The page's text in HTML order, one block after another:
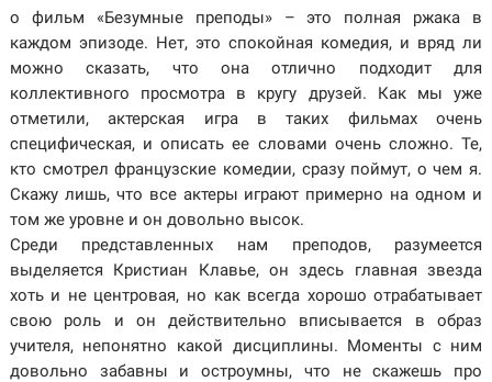
о фильм «Безумные преподы» – это полная ржака в
каждом эпизоде. Нет, это спокойная комедия, и вряд ли
можно сказать, что она отлично подходит для
коллективного просмотра в кругу друзей. Как мы уже
отметили, актерская игра в таких фильмах очень
специфическая, и описать ее словами очень сложно. Те,
кто смотрел французские комедии, сразу поймут, о чем я.
Скажу лишь, что все актеры играют примерно на одном и
том же уровне и он довольно высок.
Среди представленных нам преподов, разумеется
выделяется Кристиан Клавье, он здесь главная звезда
хоть и не центровая, но как всегда хорошо отрабатывает
свою роль и он действительно вписывается в образ
учителя, непонятно какой дисциплины. Моменты с ним
довольно забавны и остроумны, что не скажешь про